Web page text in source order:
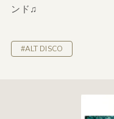
ンド♫
#ALT DISCO